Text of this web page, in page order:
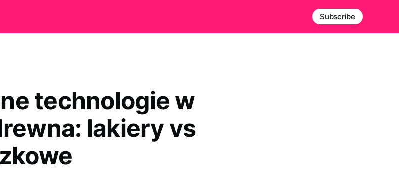
Subscribe
technologie w
lakiery vs